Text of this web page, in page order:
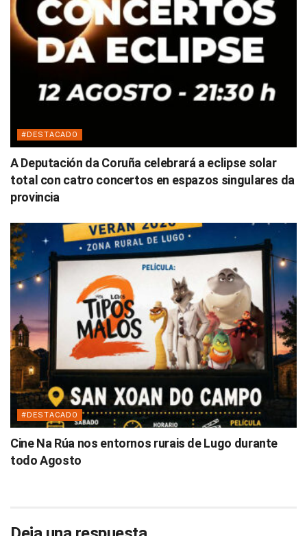
#DESTACADO
A Deputación da Coruña celebrará a eclipse solar
total con catro concertos en espazos singulares da
provincia
#DESTACADO
Cine Na Rúa nos entornos rurais de Lugo durante
todo Agosto